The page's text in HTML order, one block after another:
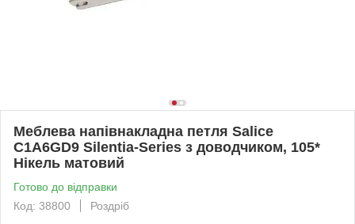
Меблева напівнакладна петля Salice
C1A6GD9 Silentia-Series з доводчиком, 105*
Нікель матовий
Готово до відправки
Код: 38800
Роздріб